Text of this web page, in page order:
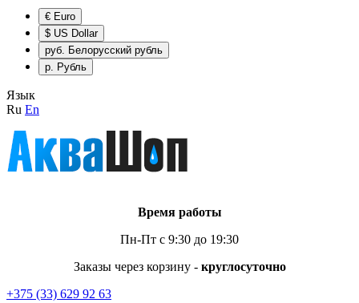
€ Euro
$ US Dollar
руб. Белорусский рубль
р. Рубль
Язык
Ru En
Время работы
Пн-Пт с 9:30 до 19:30
Заказы через корзину - круглосуточно
+375 (33) 629 92 63